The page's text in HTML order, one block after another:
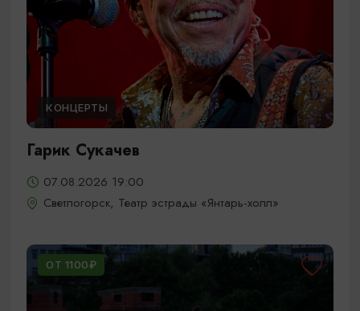
КОНЦЕРТЫ
Гарик Сукачев
07.08.2026 19:00
Светлогорск, Театр эстрады «Янтарь-холл»
ОТ 1100₽